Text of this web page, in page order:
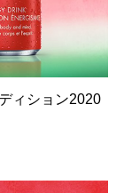
ィション2020